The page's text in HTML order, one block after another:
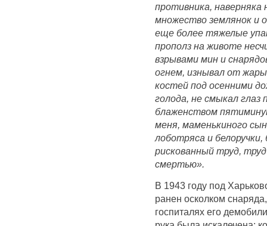
противника, наверняка
множество землянок и
еще более тяжелые
прополз на животе
взрывами мин и
огнем, изнывал от
костей под осенними
голода, не смыкал глаз
блаженством
меня, маменькиного
лоботряса и
рискованный труд,
смертью».
В 1943 году под
ранен осколком
госпиталях его